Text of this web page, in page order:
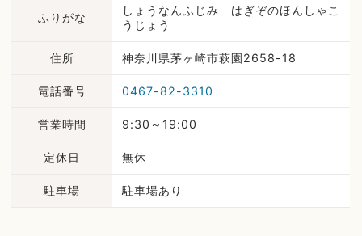
ふりがな
しょうなんふじみ はぎぞのほんしゃこ
うじょう
住所 神奈川県茅ヶ崎市萩園2658-18
電話番号 0467-82-3310
営業時間 9:30～19:00
定休日 無休
駐車場 駐車場あり